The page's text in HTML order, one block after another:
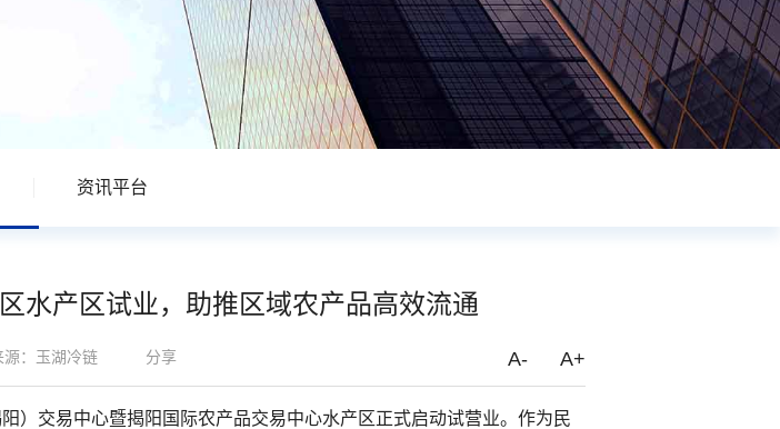
资讯平台
水产区试业，助推区域农产品高效流通
源：玉湖冷链 分享 A- A+
）交易中心暨揭阳国际农产品交易中心水产区正式启动试营业。作为民